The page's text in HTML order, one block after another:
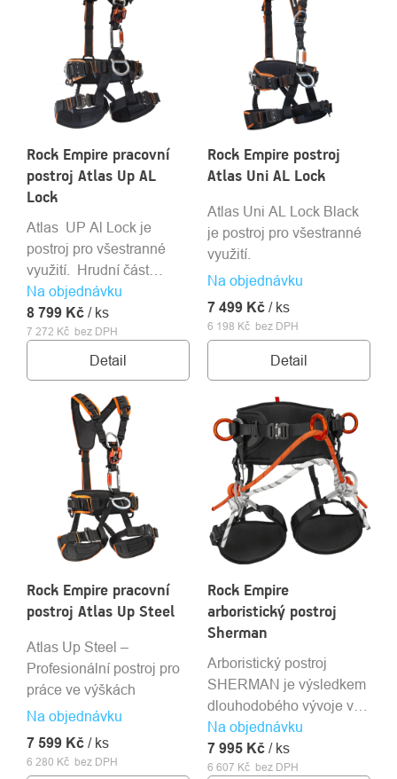
Rock Empire pracovní
postroj Atlas Up AL
Lock
Na objednávku
7 272 Kč bez DPH
8 799 Kč / ks
Detail
Atlas UP Al Lock je
postroj pro všestranné
využití. Hrudní část
úvazku je vybavena
přišitým lehkým
kompaktním blokanem
Rock Empire postroj
Atlas Uni AL Lock
Na objednávku
6 198 Kč bez DPH
7 499 Kč / ks
Detail
Atlas Uni AL Lock Black
je postroj pro všestranné
využití.
Rock Empire pracovní
postroj Atlas Up Steel
Na objednávku
6 280 Kč bez DPH
7 599 Kč / ks
Atlas Up Steel –
Profesionální postroj pro
práce ve výškách
Rock Empire
arboristický postroj
Sherman
Na objednávku
6 607 Kč bez DPH
7 995 Kč / ks
Arboristický postroj
SHERMAN je výsledkem
dlouhodobého vývoje ve
spolupráci s profesionály
v oblasti stromového
lezení. Jde o mimořádně